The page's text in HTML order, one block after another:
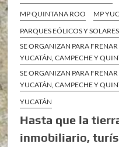
MP QUINTANA ROO
MP
PARQUES EÓLICOS Y
SE ORGANIZAN PARA
YUCATÁN, CAMPECHE Y
SE ORGANIZAN PARA
YUCATÁN, CAMPECHE Y
YUCATÁN
Hasta que la
inmobiliario,